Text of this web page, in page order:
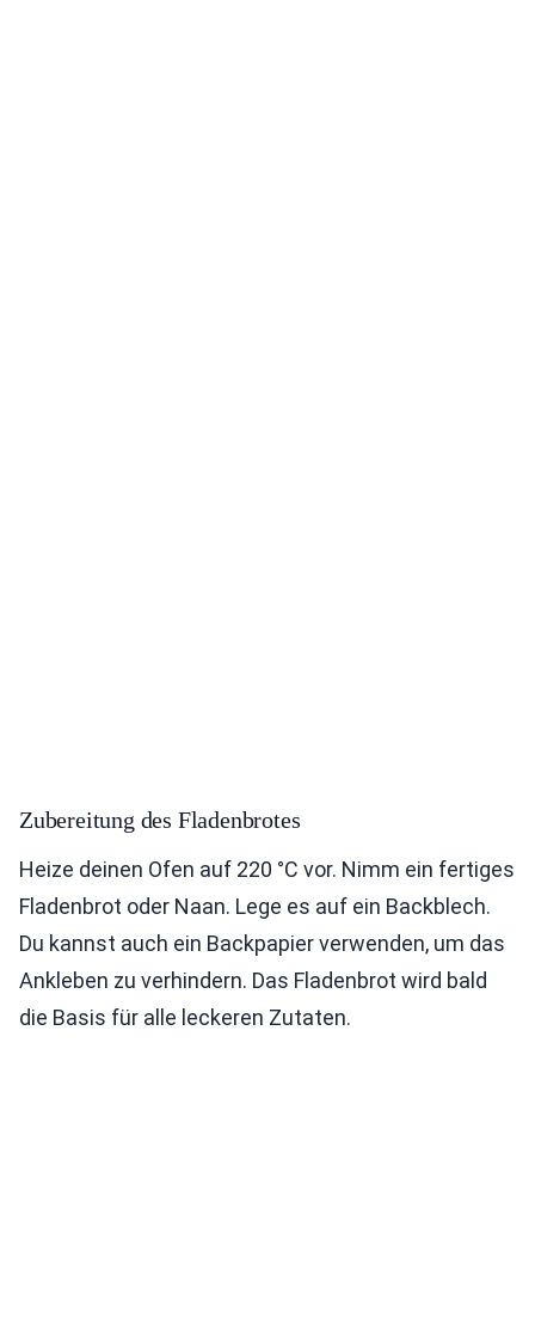
Zubereitung des Fladenbrotes
Heize deinen Ofen auf 220 °C vor. Nimm ein fertiges
Fladenbrot oder Naan. Lege es auf ein Backblech.
Du kannst auch ein Backpapier verwenden, um das
Ankleben zu verhindern. Das Fladenbrot wird bald
die Basis für alle leckeren Zutaten.